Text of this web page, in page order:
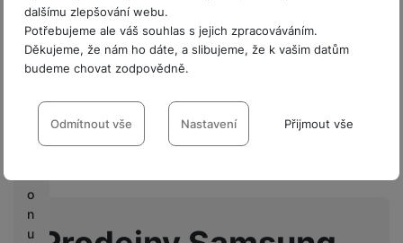
dalšímu zlepšování webu.
Potřebujeme ale váš souhlas s jejich zpracováváním.
Děkujeme, že nám ho dáte, a slibujeme, že k vašim datům
budeme chovat zodpovědně.
Nastavení souhlasů s kategoriemi
cookies
VŽDY AKTIVNÍ
Odmítnout vše Nastavení Přijmout vše
V
ý
k
o
n
u
BALENÍ
Délka balení 14,8 CM
Hodnocení
Pro vkládání recenzí je nutné se přihlásit.
Recenze
Nebyla přidána žádná recenze.